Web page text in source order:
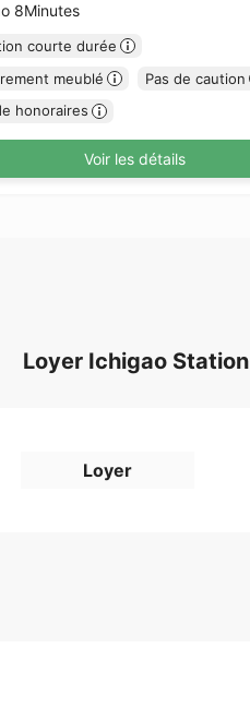
8Minutes
courte durée
meublé
Pas de caution
honoraires
Voir les détails
Loyer Ichigao Station
Loyer